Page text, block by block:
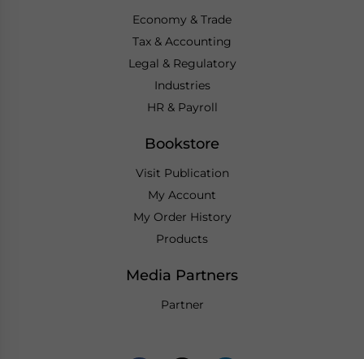
Economy & Trade
Tax & Accounting
Legal & Regulatory
Industries
HR & Payroll
Bookstore
Visit Publication
My Account
My Order History
Products
Media Partners
Partner